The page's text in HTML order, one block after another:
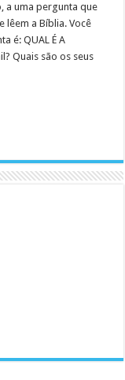
a uma pergunta que
lêem a Bíblia. Você
é: QUAL É A
Quais são os seus